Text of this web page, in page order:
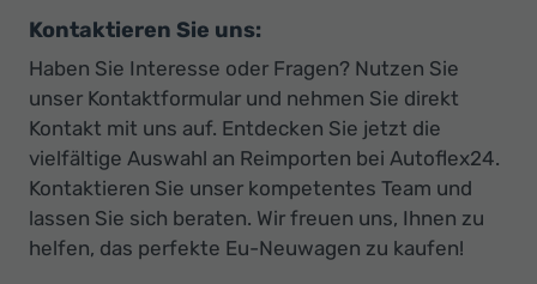
Kontaktieren Sie uns:
Haben Sie Interesse oder Fragen? Nutzen Sie
unser Kontaktformular und nehmen Sie direkt
Kontakt mit uns auf. Entdecken Sie jetzt die
vielfältige Auswahl an Reimporten bei Autoflex24.
Kontaktieren Sie unser kompetentes Team und
lassen Sie sich beraten. Wir freuen uns, Ihnen zu
helfen, das perfekte Eu-Neuwagen zu kaufen!